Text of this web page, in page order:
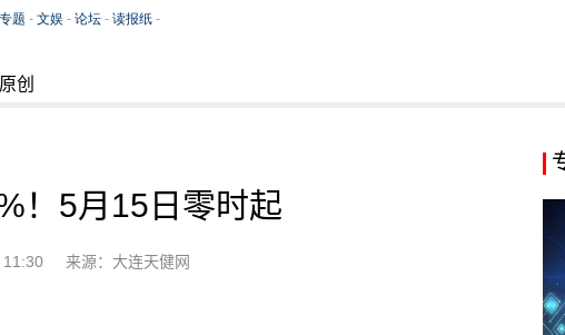
创
！5月15日零时起
11:30 来源：大连天健网